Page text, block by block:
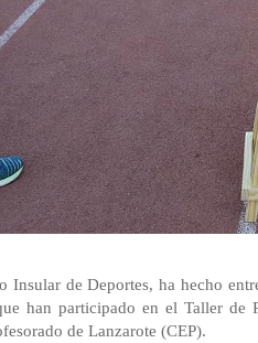
de Deportes, ha hecho
han participado en el Taller de
ado de Lanzarote (CEP).